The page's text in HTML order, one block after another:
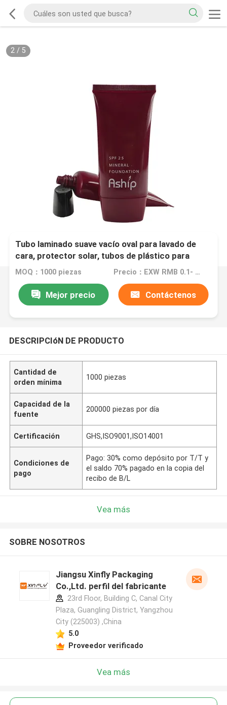
2/ 5
Tubo laminado suave vacío oval para lavado de
cara, protector solar, tubos de plástico para
envases de cosméticos
MOQ：1000 piezas Precio：EXW RMB 0.1- EXW RMB 5
Mejor precio Contáctenos
DESCRIPCIóN DE PRODUCTO
Cantidad de
orden mínima
1000 piezas
Capacidad de la
fuente
200000 piezas por día
Certificación GHS,ISO9001,ISO14001
Condiciones de
pago
Pago: 30% como depósito por T/T y
el saldo 70% pagado en la copia del
recibo de B/L
Vea más
SOBRE NOSOTROS
Jiangsu Xinfly Packaging
Co.,Ltd. perfil del fabricante
23rd Floor, Building C, Canal City
Plaza, Guangling District, Yangzhou
City (225003) ,China
5.0
Proveedor verificado
Vea más